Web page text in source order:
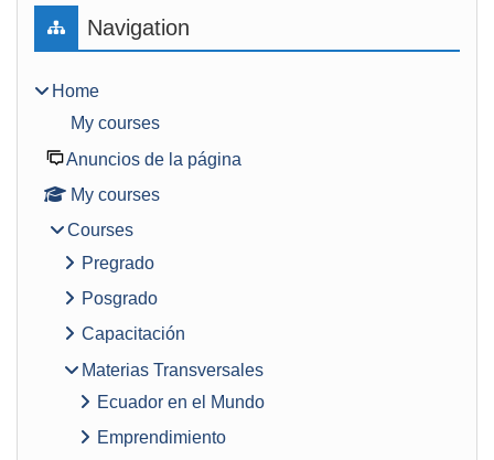
Navigation
Home
My courses
Anuncios de la página
My courses
Courses
Pregrado
Posgrado
Capacitación
Materias Transversales
Ecuador en el Mundo
Emprendimiento